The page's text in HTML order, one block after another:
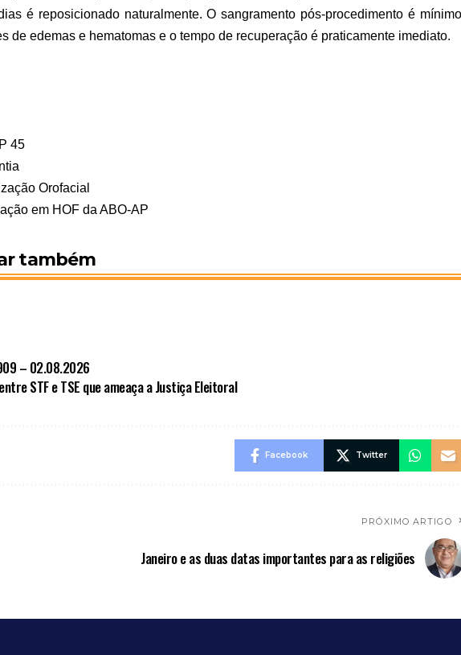
é reposicionado naturalmente. O sangramento pós-procedimento é
de edemas e hematomas e o tempo de recuperação é praticamente imediato.
45
Orofacial
em HOF da ABO-AP
também
– 02.08.2026
STF e TSE que ameaça a Justiça Eleitoral
Facebook Twitter
PRÓXIMO ARTIGO
Janeiro e as duas datas importantes para as religiões